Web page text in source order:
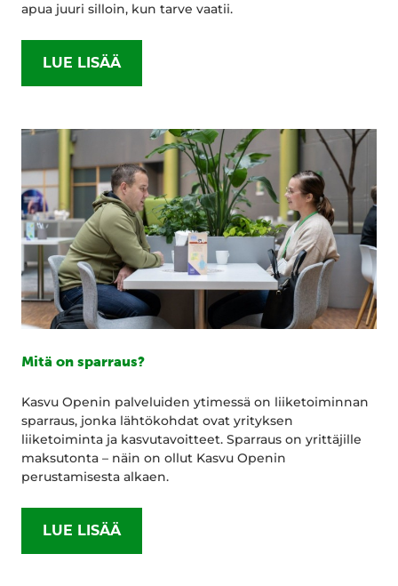
apua juuri silloin, kun tarve vaatii.
LUE LISÄÄ
Mitä on sparraus?
Kasvu Openin palveluiden ytimessä on liiketoiminnan
sparraus, jonka lähtökohdat ovat yrityksen
liiketoiminta ja kasvutavoitteet. Sparraus on yrittäjille
maksutonta – näin on ollut Kasvu Openin
perustamisesta alkaen.
LUE LISÄÄ